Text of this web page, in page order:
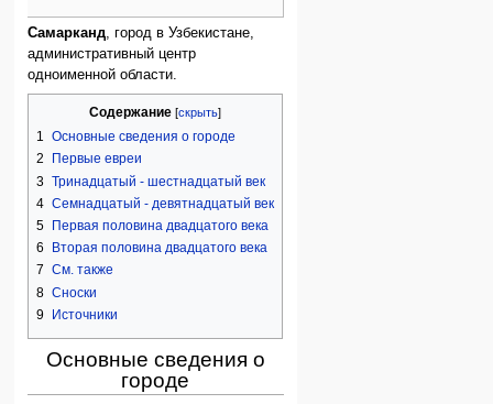
Самарканд, город в Узбекистане,
административный центр
одноименной области.
Содержание
1 Основные сведения о городе
2
Первые евреи
3 Тринадцатый - шестнадцатый век
4 Семнадцатый - девятнадцатый век
5
Первая половина двадцатого века
6
Вторая половина двадцатого века
7 См. также
8 Сноски
9 Источники
Основные сведения о
городе